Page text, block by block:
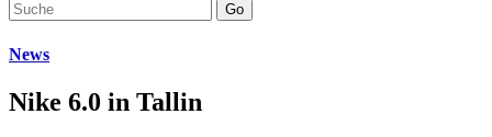
Go
News
Nike 6.0 in Tallin